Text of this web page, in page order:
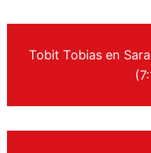
Tobit Tobias en